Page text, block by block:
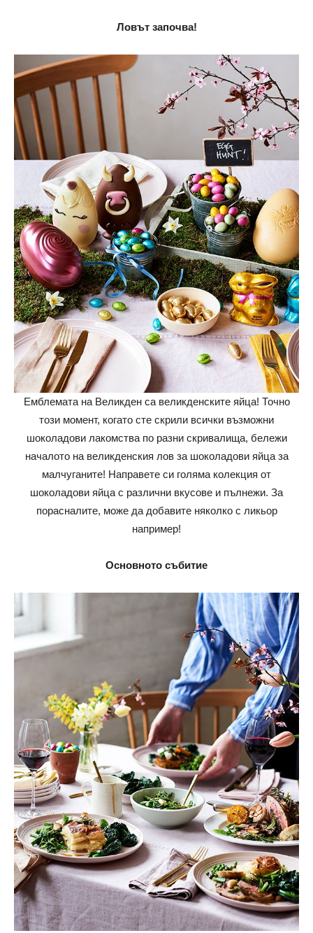
Ловът започва!
Емблемата на Великден са великденските яйца! Точно
този момент, когато сте скрили всички възможни
шоколадови лакомства по разни скривалища, бележи
началото на великденския лов за шоколадови яйца за
малчуганите! Направете си голяма колекция от
шоколадови яйца с различни вкусове и пълнежи. За
порасналите, може да добавите няколко с ликьор
например!
Основното събитие